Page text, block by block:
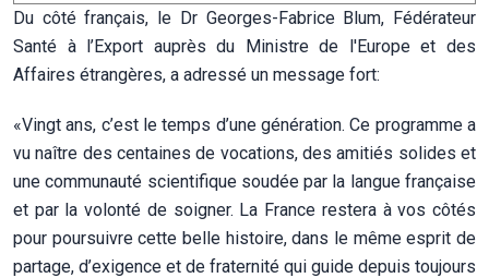
Du côté français, le Dr Georges-Fabrice Blum, Fédérateur
Santé à l’Export auprès du Ministre de l'Europe et des
Affaires étrangères, a adressé un message fort:
«Vingt ans, c’est le temps d’une génération. Ce programme a
vu naître des centaines de vocations, des amitiés solides et
une communauté scientifique soudée par la langue française
et par la volonté de soigner. La France restera à vos côtés
pour poursuivre cette belle histoire, dans le même esprit de
partage, d’exigence et de fraternité qui guide depuis toujours